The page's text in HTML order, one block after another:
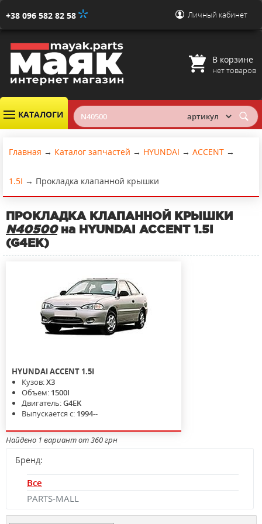
+38 096 582 82 58 Личный кабинет
В корзине
нет товаров
КАТАЛОГИ
Главная → Каталог запчастей → HYUNDAI → ACCENT →
1.5I → Прокладка клапанной крышки
ПРОКЛАДКА КЛАПАННОЙ КРЫШКИ
N40500на HYUNDAI ACCENT 1.5I
(G4EK)
HYUNDAIACCENT 1.5I
Кузов:X3
Объем: 1500I
Двигатель:G4EK
Выпускается с: 1994--
Найдено 1 вариант от 360 грн
Бренд:
Все
PARTS-MALL